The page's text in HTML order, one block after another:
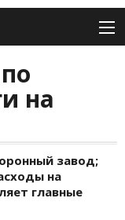
на
завод;
на
главные